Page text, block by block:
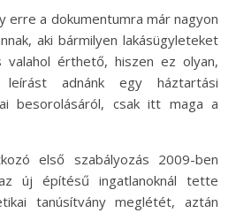
erre a dokumentumra már nagyon
aki bármilyen lakásügyleteket
valahol érthető, hiszen ez olyan,
adnánk egy háztartási
besorolásáról, csak itt maga a
első szabályozás 2009-ben
új építésű ingatlanoknál tette
tanúsítvány meglétét, aztán